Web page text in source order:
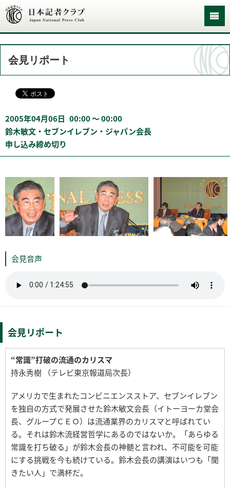
会見リポート
2005年04月06日 00:00 〜 00:00
鈴木敏文・セブンイレブン・ジャパン会長
申し込み締め切り
会見音声
会見リポート
“常識”打破の流通のカリスマ
持永秀樹 （テレビ東京報道局次長）
アメリカで生まれたコンビニエンスストア、セブンイレブン
を独自の方式で発展させた鈴木敏文会長（イトーヨーカ堂会
長、グループＣＥＯ）は流通業界のカリスマと呼ばれてい
る。それは鈴木流経営哲学にあるのではないか。「あらゆる
常識を打ち破る」が鈴木会長の神髄と言われ、不可能を可能
にする挑戦を今も続けている。鈴木会長の講演はいつも「聞
きたい人」で満杯だ。